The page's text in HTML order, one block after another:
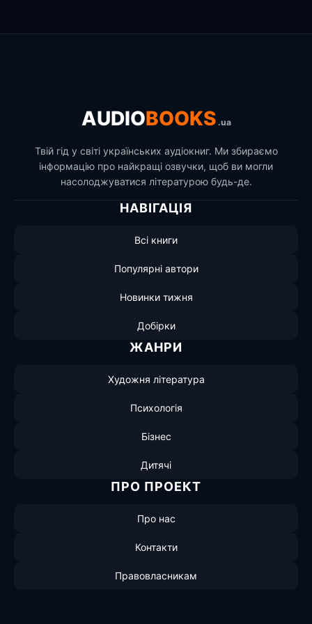
AUDIOBOOKS .ua
Твій гід у світі українських аудіокниг. Ми збираємо
інформацію про найкращі озвучки, щоб ви могли
насолоджуватися літературою будь-де.
НАВІГАЦІЯ
Всі книги
Популярні автори
Новинки тижня
Добірки
ЖАНРИ
Художня література
Психологія
Бізнес
Дитячі
ПРО ПРОЕКТ
Про нас
Контакти
Правовласникам